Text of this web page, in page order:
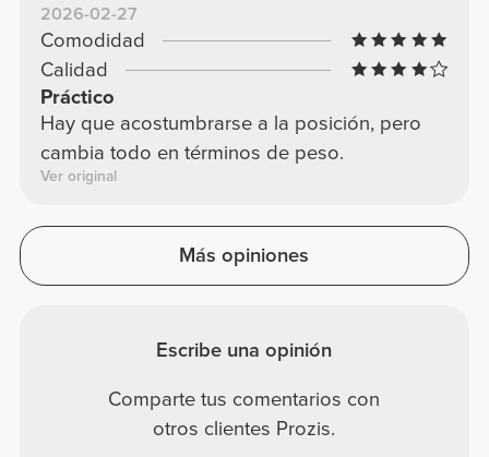
2026-02-27
Comodidad
Calidad
Práctico
Hay que acostumbrarse a la posición, pero
cambia todo en términos de peso.
Ver original
Más opiniones
Escribe una opinión
Comparte tus comentarios con
otros clientes Prozis.